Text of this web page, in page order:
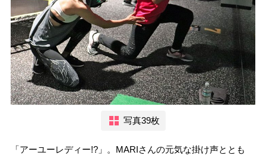
写真39枚
「アーユーレディー!?」。MARIさんの元気な掛け声ととも